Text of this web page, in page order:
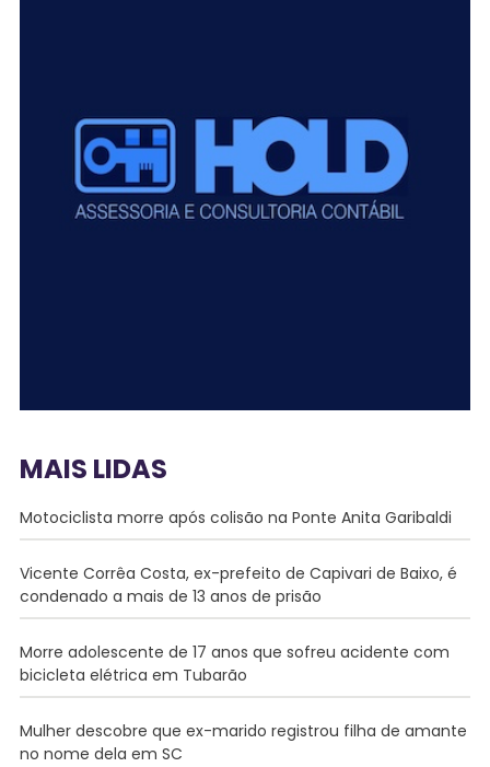
MAIS LIDAS
Motociclista morre após colisão na Ponte Anita Garibaldi
Vicente Corrêa Costa, ex-prefeito de Capivari de Baixo, é
condenado a mais de 13 anos de prisão
Morre adolescente de 17 anos que sofreu acidente com
bicicleta elétrica em Tubarão
Mulher descobre que ex-marido registrou filha de amante
no nome dela em SC